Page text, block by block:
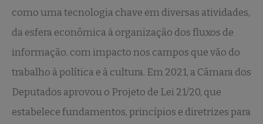
como uma tecnologia chave em diversas atividades,
da esfera econômica à organização dos fluxos de
informação, com impacto nos campos que vão do
trabalho à política e à cultura. Em 2021, a Câmara dos
Deputados aprovou o Projeto de Lei 21/20, que
estabelece fundamentos, princípios e diretrizes para